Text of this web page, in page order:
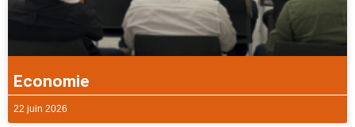
Economie
22 juin 2026